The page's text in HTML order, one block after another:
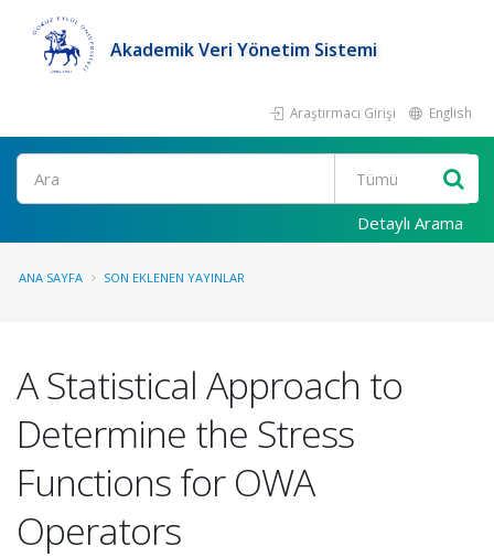
Akademik Veri Yönetim Sistemi
Araştırmacı Girişi English
Ara
Detaylı Arama
ANA SAYFA SON EKLENEN YAYINLAR
A Statistical Approach to
Determine the Stress
Functions for OWA
Operators